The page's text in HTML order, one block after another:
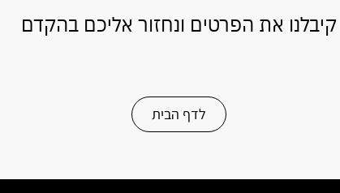
קיבלנו את הפרטים ונחזור אליכם בהקדם
לדף הבית